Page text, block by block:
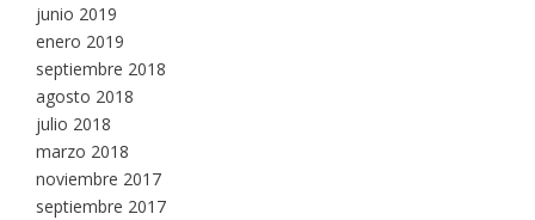
junio 2019
enero 2019
septiembre 2018
agosto 2018
julio 2018
marzo 2018
noviembre 2017
septiembre 2017